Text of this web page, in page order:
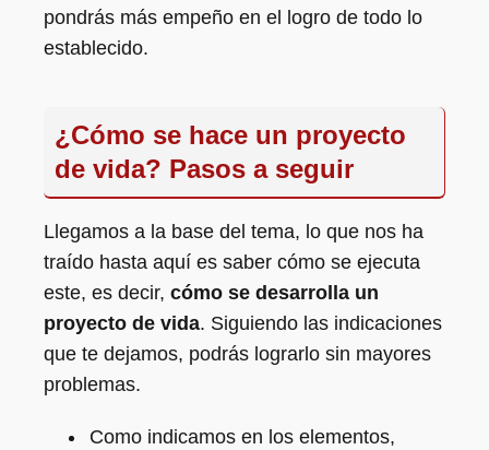
pondrás más empeño en el logro de todo lo
establecido.
¿Cómo se hace un proyecto
de vida? Pasos a seguir
Llegamos a la base del tema, lo que nos ha
traído hasta aquí es saber cómo se ejecuta
este, es decir, cómo se desarrolla un
proyecto de vida. Siguiendo las indicaciones
que te dejamos, podrás lograrlo sin mayores
problemas.
Como indicamos en los elementos,